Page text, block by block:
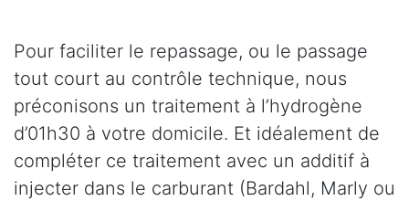
Pour faciliter le repassage, ou le passage
tout court au contrôle technique, nous
préconisons un traitement à l’hydrogène
d’01h30 à votre domicile. Et idéalement de
compléter ce traitement avec un additif à
injecter dans le carburant (Bardahl, Marly ou